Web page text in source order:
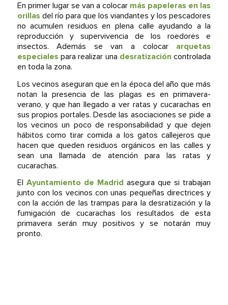
En primer lugar se van a colocar más papeleras en las
orillas del río para que los viandantes y los pescadores
no acumulen residuos en plena calle ayudando a la
reproducción y supervivencia de los roedores e
insectos. Además se van a colocar arquetas
especiales para realizar una desratización controlada
en toda la zona.
Los vecinos aseguran que en la época del año que más
notan la presencia de las plagas es en primavera-
verano, y que han llegado a ver ratas y cucarachas en
sus propios portales. Desde las asociaciones se pide a
los vecinos un poco de responsabilidad y que dejen
hábitos como tirar comida a los gatos callejeros que
hacen que queden residuos orgánicos en las calles y
sean una llamada de atención para las ratas y
cucarachas.
El Ayuntamiento de Madrid asegura que si trabajan
junto con los vecinos con unas pequeñas directrices y
con la acción de las trampas para la desratización y la
fumigación de cucarachas los resultados de esta
primavera serán muy positivos y se notarán muy
pronto.